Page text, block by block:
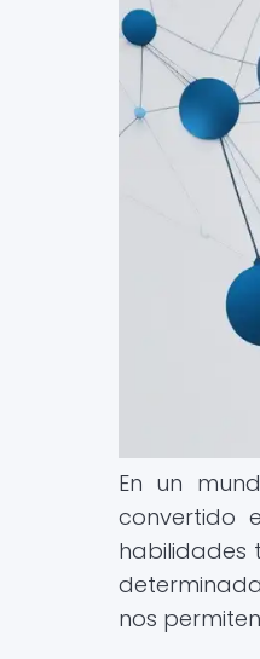
En un
convertido
habilidades
nos